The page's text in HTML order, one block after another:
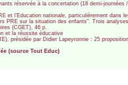
réservée à la concertation (18 demi-journées
et l’Education nationale, particulièrement dans
PRE sur la situation des enfants". Trois
(CGET), 46 p.
et la réussite éducative
présidée par Didier Lapeyronnie : 25
(source Tout Educ)